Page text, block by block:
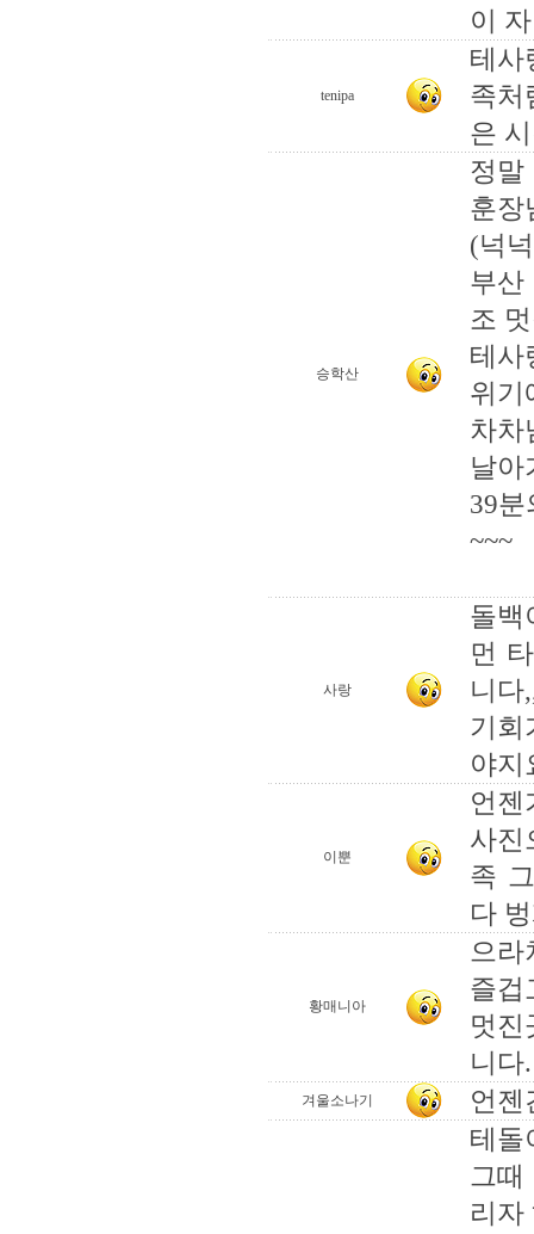
이
tenipa
테사
족처
은
승학산
정말
훈장
(넉
부산
조
테사
위기
차차
날아
39
~~~
사랑
돌백
먼
니다
기회
야지
이뿐
언젠
사진
족
다
황매니아
으
즐겁
멋진
니다
겨울소나기 언젠
테돌
그때
리자